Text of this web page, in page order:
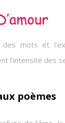
des mots et
l’intensité des
poèmes